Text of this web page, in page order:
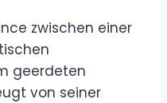
zwischen einer
geerdeten
von seiner